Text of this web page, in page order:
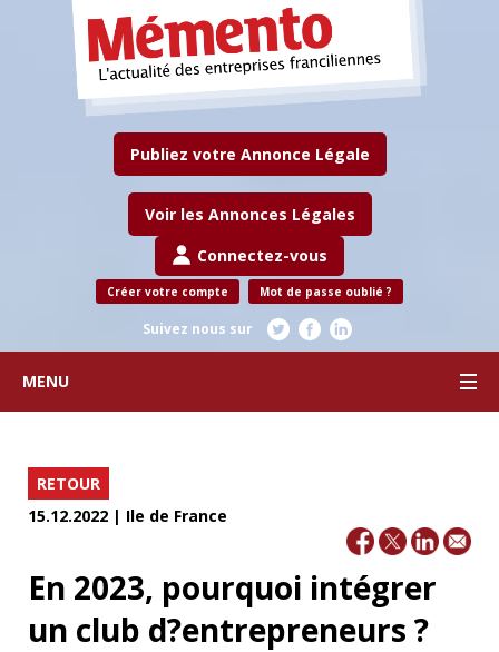
Publiez votre Annonce Légale
Voir les Annonces Légales
Connectez-vous
Créer votre compte Mot de passe oublié ?
Suivez nous sur
MENU
RETOUR
15.12.2022 | Ile de France
En 2023, pourquoi intégrer
un club d?entrepreneurs ?